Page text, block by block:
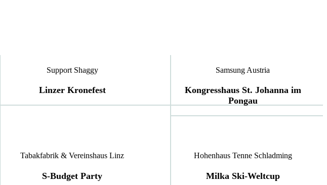
Support Shaggy
Linzer Kronefest
Samsung Austria
Kongresshaus St. Johanna im
Pongau
Tabakfabrik & Vereinshaus Linz
S-Budget Party
Hohenhaus Tenne Schladming
Milka Ski-Weltcup